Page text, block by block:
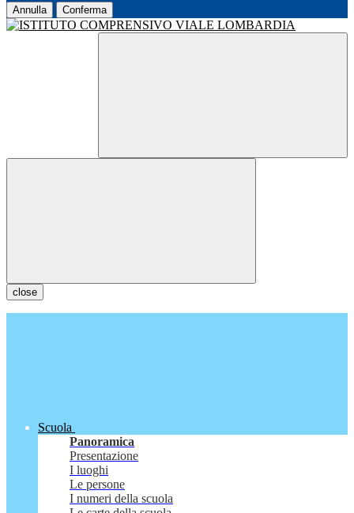
Annulla Conferma
close
Scuola
Panoramica
Presentazione
I luoghi
Le persone
I numeri della scuola